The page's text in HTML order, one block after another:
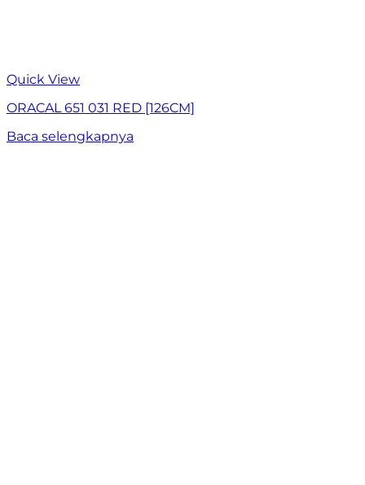
Quick View
ORACAL 651 031 RED [126CM]
Baca selengkapnya